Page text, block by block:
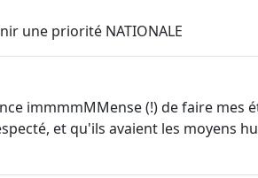
une priorité NATIONALE
immmmMMense (!) de faire
et qu'ils avaient les moyens